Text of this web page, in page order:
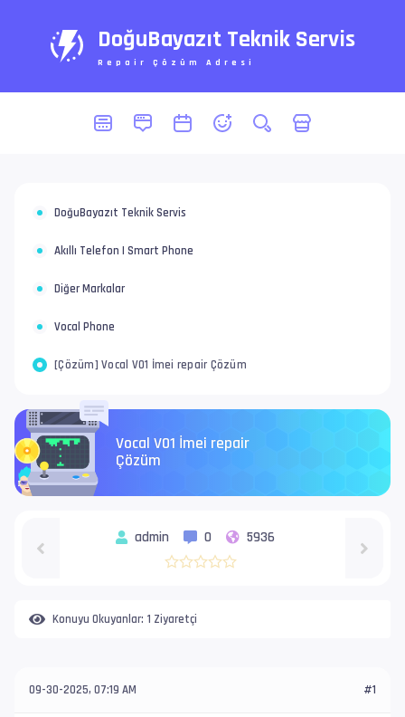
DoğuBayazıt Teknik Servis
Repair Çözüm Adresi
DoğuBayazıt Teknik Servis
Akıllı Telefon | Smart Phone
Diğer Markalar
Vocal Phone
[Çözüm] Vocal V01 İmei repair Çözüm
Vocal V01 İmei repair
Çözüm
admin 0 5936
Konuyu Okuyanlar: 1 Ziyaretçi
09-30-2025, 07:19 AM #1